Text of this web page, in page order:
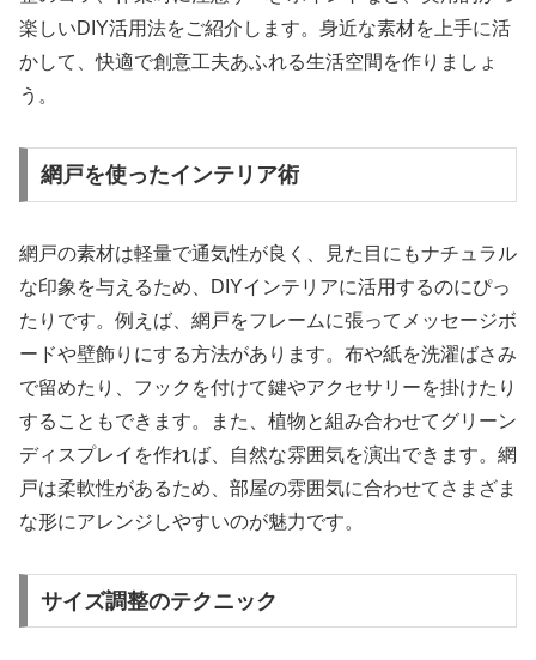
楽しいDIY活用法をご紹介します。身近な素材を上手に活
かして、快適で創意工夫あふれる生活空間を作りましょ
う。
網戸を使ったインテリア術
網戸の素材は軽量で通気性が良く、見た目にもナチュラル
な印象を与えるため、DIYインテリアに活用するのにぴっ
たりです。例えば、網戸をフレームに張ってメッセージボ
ードや壁飾りにする方法があります。布や紙を洗濯ばさみ
で留めたり、フックを付けて鍵やアクセサリーを掛けたり
することもできます。また、植物と組み合わせてグリーン
ディスプレイを作れば、自然な雰囲気を演出できます。網
戸は柔軟性があるため、部屋の雰囲気に合わせてさまざま
な形にアレンジしやすいのが魅力です。
サイズ調整のテクニック